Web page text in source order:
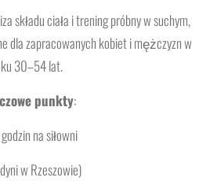
składu ciała i trening próbny w suchym,
dla zapracowanych kobiet i mężczyzn w
30–54 lat.
punkty:
na siłowni
w Rzeszowie)